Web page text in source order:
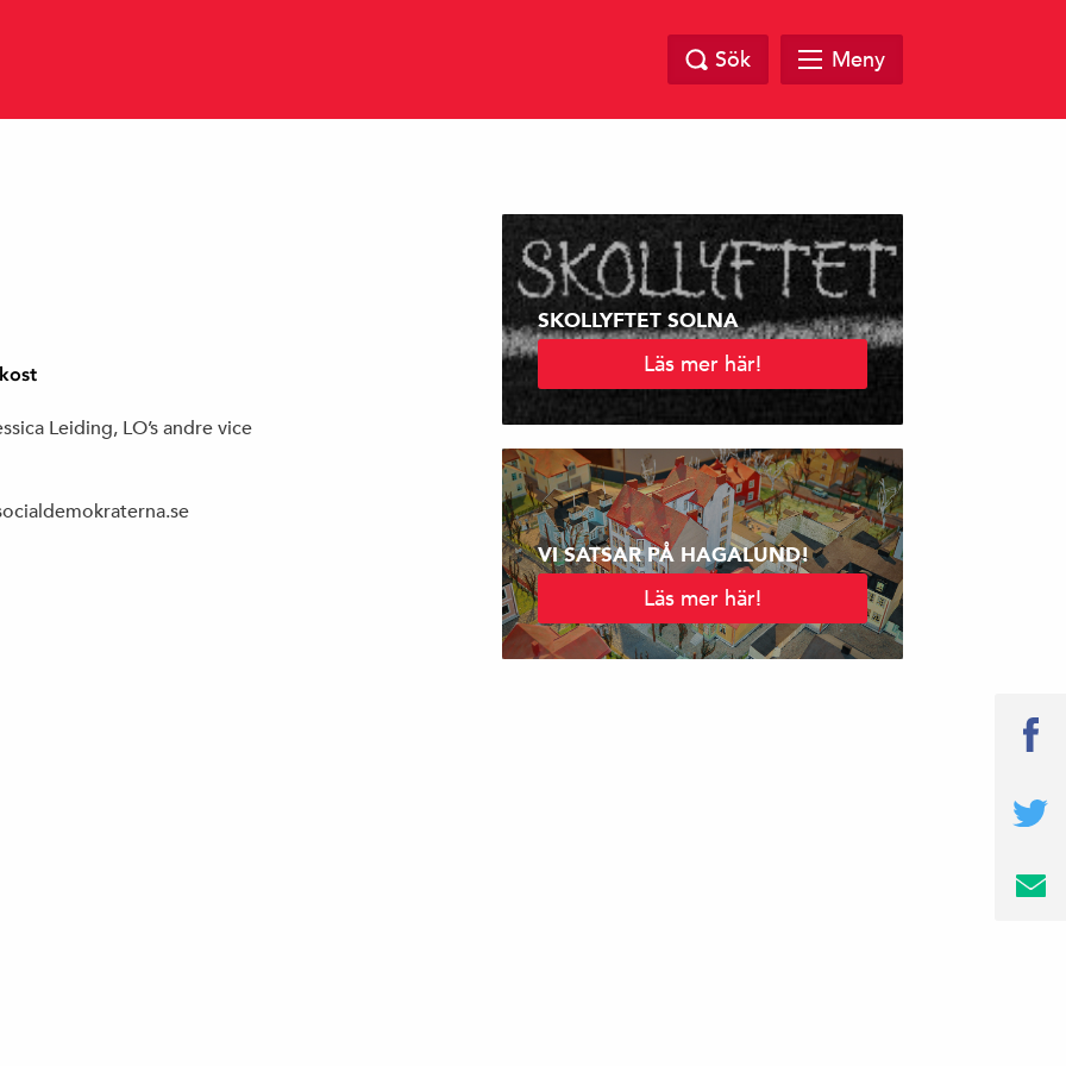
Sök Meny
Leiding, LO’s andre vice
SKOLLYFTET SOLNA
Läs mer här!
VI SATSAR PÅ HAGALUND!
Läs mer här!